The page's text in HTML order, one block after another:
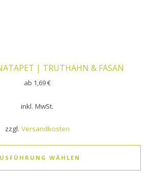
| TRUTHAHN & FASAN
ab 1,69€
inkl. MwSt.
zzgl. Versandkosten
WÄHLEN